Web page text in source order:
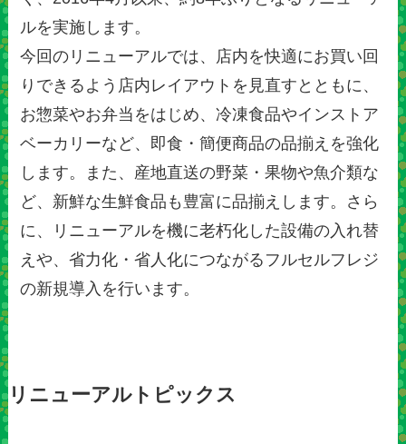
ルを実施します。
今回のリニューアルでは、店内を快適にお買い回
りできるよう店内レイアウトを見直すとともに、
お惣菜やお弁当をはじめ、冷凍食品やインストア
ベーカリーなど、即食・簡便商品の品揃えを強化
します。また、産地直送の野菜・果物や魚介類な
ど、新鮮な生鮮食品も豊富に品揃えします。さら
に、リニューアルを機に老朽化した設備の入れ替
えや、省力化・省人化につながるフルセルフレジ
の新規導入を行います。
リニューアルトピックス